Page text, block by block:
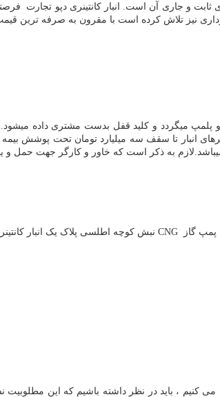
و جاری آن است. انبار کانتینری دپو تجارت
نیز تلاش کرده است با مقرون به صرفه ترین
و پلمپ میگردد و کلید قفل بدست مشتری داده
انبار تا سقف سه میلیارد تومان تحت
به ذکر است که خاور و کارگر جهت حمل و
پمپ گاز CNG نبش کوچه اطلسی پلاک یک انبار
کنیم ، باید در نظر داشته باشیم که این